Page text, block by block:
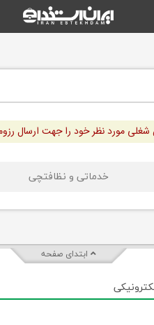
شغلی مورد نظر خود را جهت ارسال
خدماتی و نظافتچی
ابتدای صفحه